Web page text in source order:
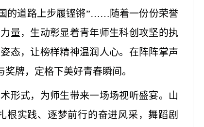
的道路上步履铿锵”……随着一份份荣誉
量，生动彰显着青年师生科创攻坚的执
态，让榜样精神温润人心。在阵阵掌声
牌，定格下美好青春瞬间。
形式，为师生带来一场场视听盛宴。山
实践、逐梦前行的奋进风采，舞蹈剧